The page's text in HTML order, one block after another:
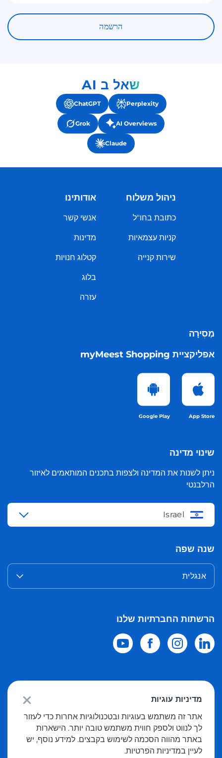
הרשמה
AI שאל ב
ChatGPT Perplexity
Grok AI Overviews
Claude
ניהול משלוח
כתובת בחו"ל
קניות עצמאיות
שירות קנייה
אודותינו
אנשי קשר
מדינות
קטלוג חנויות
בלוג
עזרה
מְסִירָה
אפליקציית myMeest Shopping
App Store
Google Play
שינוי מדינה
ניתן לשנות את המדינה ולצפות בתכנים המותאמים לאיזור
הרלבנטי
Israel
שנה שפה
אנגלית
הרשתות החברתיות שלנו
מדיניות פרטיות
הצעה פומבית
מדיניות עוגיות
אתר זה משתמש בעוגיות ובטכנולוגיות אחרות כדי לעזור
לך לנווט ולספק חווית משתמש טובה יותר. הישארות
באתר מהווה הסכמה לשימוש בקבצים. למידע נוסף, יש
לעיין במדיניות הפרטיות.